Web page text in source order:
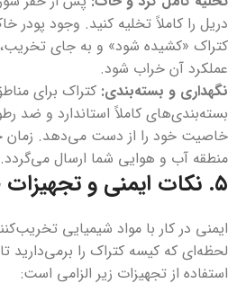
دریل را کاملاً تخلیه کنید. وجود
کتراک «کشیده شود» و به جای تخریب،
عملکرد آن خراب شود.
نگهداری و بسته‌بندی: کتراک برای
بسته‌بندی‌های کاملاً استاندارد و ضد
خاصیت خود را از دست می‌دهد.
منطقه آب و هوایی شما ارسال می‌گردد.
۵. نکات ایمنی و تجهیزات حفاظتی
ایمنی در کار با مواد شیمیایی
لحظه‌ای که کیسه کتراک را برمی‌دارید
استفاده از تجهیزات زیر الزامی است: